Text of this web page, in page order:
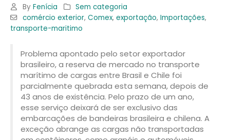
By Fenícia
Sem categoria
comércio exterior, Comex, exportação, Importações,
transporte-maritimo
Problema apontado pelo setor exportador
brasileiro, a reserva de mercado no transporte
marítimo de cargas entre Brasil e Chile foi
parcialmente quebrada esta semana, depois de
43 anos de existência. Pelo prazo de um ano,
esse serviço deixará de ser exclusivo das
embarcações de bandeiras brasileira e chilena. A
exceção abrange as cargas não transportadas